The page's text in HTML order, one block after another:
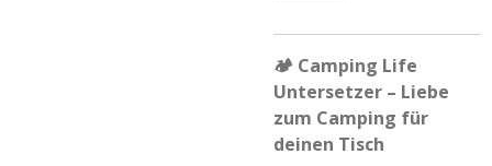
🏕️ Camping Life
Untersetzer – Liebe
zum Camping für
deinen Tisch